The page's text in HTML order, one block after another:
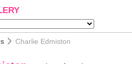
Charlie Edmiston